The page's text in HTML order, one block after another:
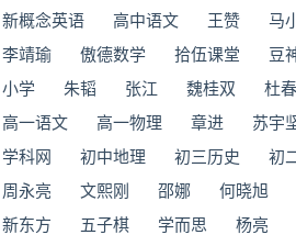
新概念英语 高中语文 王赞 马
​李靖瑜 ​傲德数学 ​拾伍课堂 豆
小学 朱韬 张江 魏桂双 杜
高一语文 高一物理 章进 苏宇
​学科网 初中地理 初三历史 初
周永亮 文熙刚 邵娜 何晓旭
新东方 五子棋 学而思 杨亮